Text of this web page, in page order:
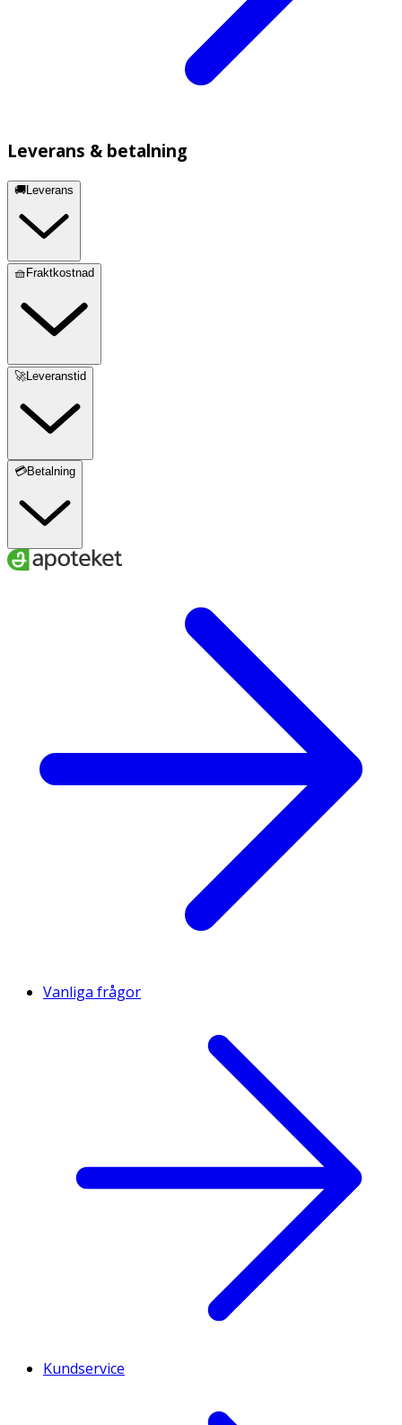
Leverans & betalning
🚚Leverans
🧺Fraktkostnad
🚀Leveranstid
💳Betalning
Vanliga frågor
Kundservice